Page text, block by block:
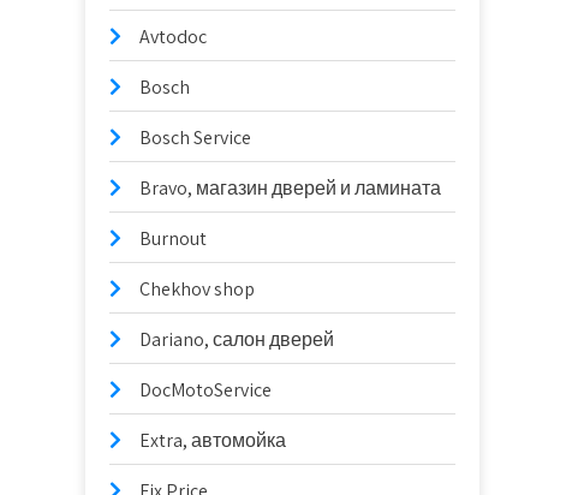
Avtodoc
Bosch
Bosch Service
Bravo, магазин дверей и ламината
Burnout
Chekhov shop
Dariano, салон дверей
DocMotoService
Extra, автомойка